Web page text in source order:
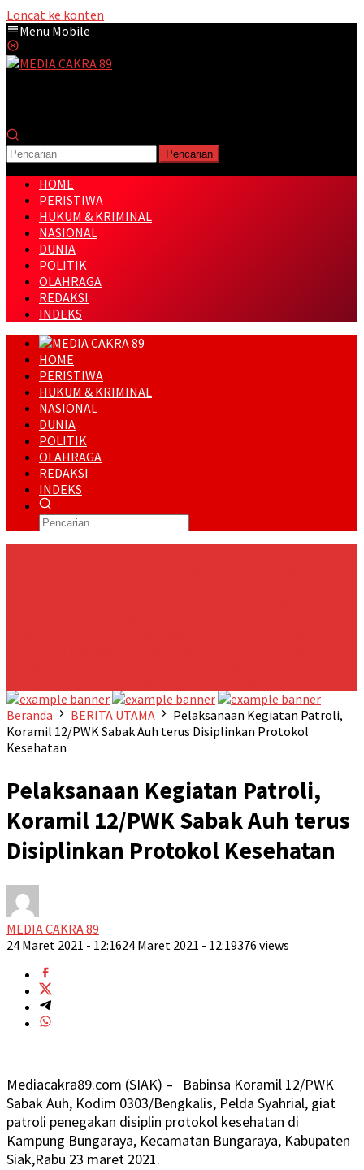
Loncat ke konten
Menu Mobile
Pencarian
HOME
PERISTIWA
HUKUM & KRIMINAL
NASIONAL
DUNIA
POLITIK
OLAHRAGA
REDAKSI
INDEKS
HOME
PERISTIWA
HUKUM & KRIMINAL
NASIONAL
DUNIA
POLITIK
OLAHRAGA
REDAKSI
INDEKS
Beranda
BERITA UTAMA
Pelaksanaan Kegiatan Patroli,
Koramil 12/PWK Sabak Auh terus Disiplinkan Protokol
Kesehatan
Pelaksanaan Kegiatan Patroli,
Koramil 12/PWK Sabak Auh terus
Disiplinkan Protokol Kesehatan
MEDIA CAKRA 89
24 Maret 2021 - 12:1624 Maret 2021 - 12:19376 views
Mediacakra89.com (SIAK) – Babinsa Koramil 12/PWK
Sabak Auh, Kodim 0303/Bengkalis, Pelda Syahrial, giat
patroli penegakan disiplin protokol kesehatan di
Kampung Bungaraya, Kecamatan Bungaraya, Kabupaten
Siak,Rabu 23 maret 2021.